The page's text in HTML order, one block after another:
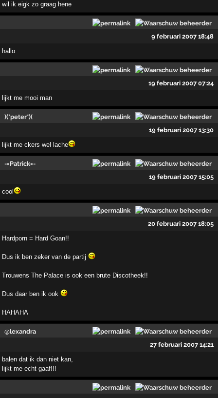
wil ik eigk zo graag hene
9 februari 2007 18:48
hallo
19 februari 2007 07:24
lijkt me mooi man
)(*peter*)(
19 februari 2007 13:30
lijkt me ckers wel lache
-=Patrick=-
19 februari 2007 15:05
cool
20 februari 2007 18:05
Hardporn = Hard Goan!!
Dus ik ben zeker van de partij
Trouwens The Palace is ook een brute Discotheek!!
Dus daar ben ik ook
HAHAHA
@lexandra
27 februari 2007 14:21
balen dat ik dan niet kan,
lijkt me echt gaaf!!!